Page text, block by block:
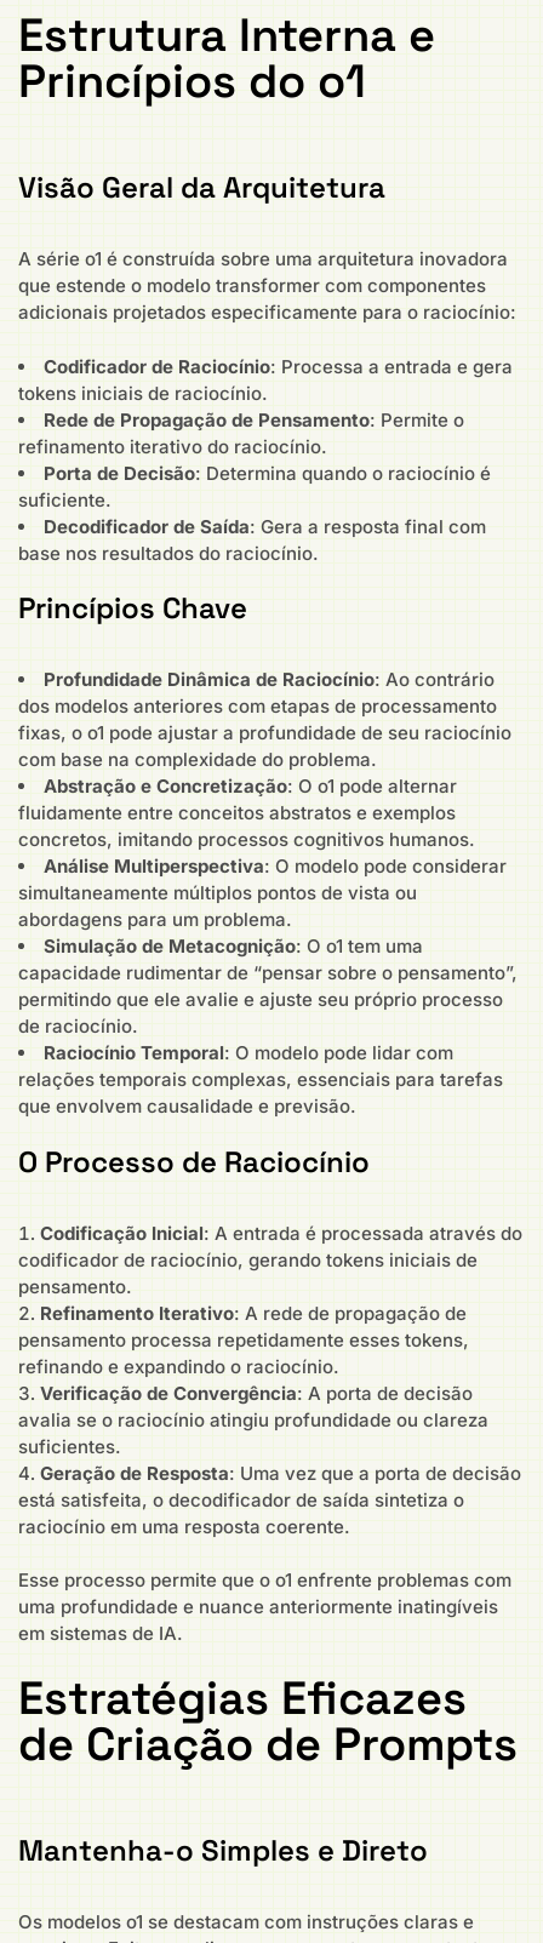
Estrutura Interna e
Princípios do o1
Visão Geral da Arquitetura
A série o1 é construída sobre uma arquitetura inovadora
que estende o modelo transformer com componentes
adicionais projetados especificamente para o raciocínio:
Codificador de Raciocínio: Processa a entrada e gera
tokens iniciais de raciocínio.
Rede de Propagação de Pensamento: Permite o
refinamento iterativo do raciocínio.
Porta de Decisão: Determina quando o raciocínio é
suficiente.
Decodificador de Saída: Gera a resposta final com
base nos resultados do raciocínio.
Princípios Chave
Profundidade Dinâmica de Raciocínio: Ao contrário
dos modelos anteriores com etapas de processamento
fixas, o o1 pode ajustar a profundidade de seu raciocínio
com base na complexidade do problema.
Abstração e Concretização: O o1 pode alternar
fluidamente entre conceitos abstratos e exemplos
concretos, imitando processos cognitivos humanos.
Análise Multiperspectiva: O modelo pode considerar
simultaneamente múltiplos pontos de vista ou
abordagens para um problema.
Simulação de Metacognição: O o1 tem uma
capacidade rudimentar de “pensar sobre o pensamento”,
permitindo que ele avalie e ajuste seu próprio processo
de raciocínio.
Raciocínio Temporal: O modelo pode lidar com
relações temporais complexas, essenciais para tarefas
que envolvem causalidade e previsão.
O Processo de Raciocínio
Codificação Inicial: A entrada é processada através do
codificador de raciocínio, gerando tokens iniciais de
pensamento.
Refinamento Iterativo: A rede de propagação de
pensamento processa repetidamente esses tokens,
refinando e expandindo o raciocínio.
Verificação de Convergência: A porta de decisão
avalia se o raciocínio atingiu profundidade ou clareza
suficientes.
Geração de Resposta: Uma vez que a porta de decisão
está satisfeita, o decodificador de saída sintetiza o
raciocínio em uma resposta coerente.
Esse processo permite que o o1 enfrente problemas com
uma profundidade e nuance anteriormente inatingíveis
em sistemas de IA.
Estratégias Eficazes
de Criação de Prompts
Mantenha-o Simples e Direto
Os modelos o1 se destacam com instruções claras e